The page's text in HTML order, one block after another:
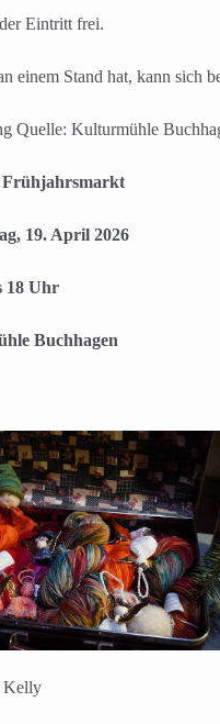
Eintritt frei.
einem Stand hat, kann
Quelle: Kulturmühle
Frühjahrsmarkt
19. April 2026
18 Uhr
Buchhagen
Kelly